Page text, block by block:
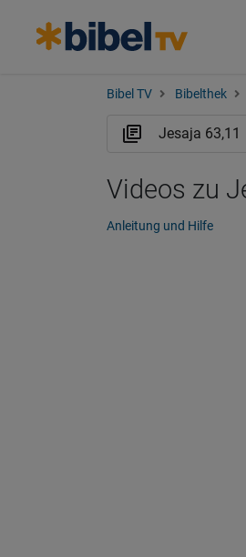
Bibel TV Bibelthek
Videos zu
Anleitung und Hilfe